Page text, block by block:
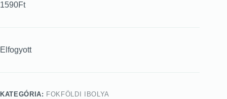
1590Ft
Elfogyott
KATEGÓRIA: FOKFÖLDI IBOLYA